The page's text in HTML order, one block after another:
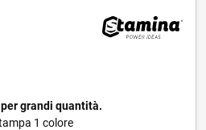
grandi quantità.
1 colore